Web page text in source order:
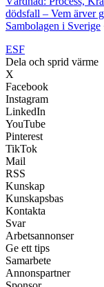
dödsfall – Vem ärver
Sambolagen i Sverige
ESF
Dela och sprid värme
X
Facebook
Instagram
LinkedIn
YouTube
Pinterest
TikTok
Mail
RSS
Kunskap
Kunskapsbas
Kontakta
Svar
Arbetsannonser
Ge ett tips
Samarbete
Annonspartner